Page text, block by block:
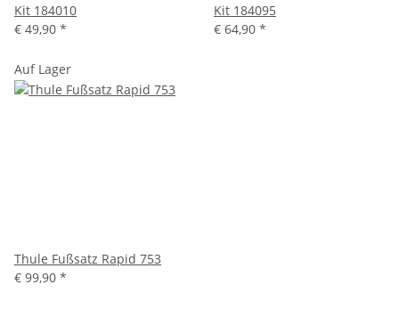
Kit 184010
€ 49,90 *
Kit 184095
€ 64,90 *
Auf Lager
Thule Fußsatz Rapid 753
€ 99,90 *